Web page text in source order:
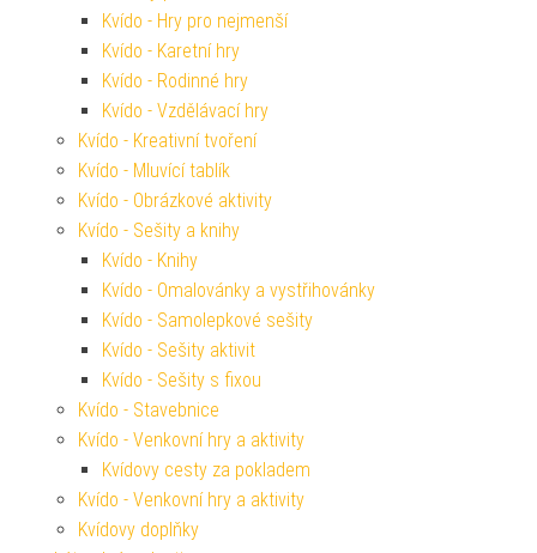
Kvído - Hry pro nejmenší
Kvído - Karetní hry
Kvído - Rodinné hry
Kvído - Vzdělávací hry
Kvído - Kreativní tvoření
Kvído - Mluvící tablík
Kvído - Obrázkové aktivity
Kvído - Sešity a knihy
Kvído - Knihy
Kvído - Omalovánky a vystřihovánky
Kvído - Samolepkové sešity
Kvído - Sešity aktivit
Kvído - Sešity s fixou
Kvído - Stavebnice
Kvído - Venkovní hry a aktivity
Kvídovy cesty za pokladem
Kvído - Venkovní hry a aktivity
Kvídovy doplňky